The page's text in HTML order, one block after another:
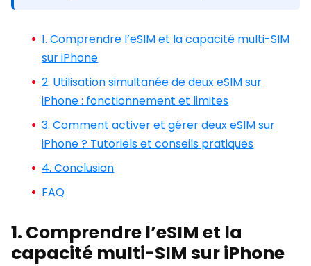
1. Comprendre l’eSIM et la capacité multi-SIM
sur iPhone
2. Utilisation simultanée de deux eSIM sur
iPhone : fonctionnement et limites
3. Comment activer et gérer deux eSIM sur
iPhone ? Tutoriels et conseils pratiques
4. Conclusion
FAQ
1. Comprendre l’eSIM et la
capacité multi-SIM sur iPhone